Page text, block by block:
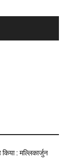
: मल्लिकार्जुन